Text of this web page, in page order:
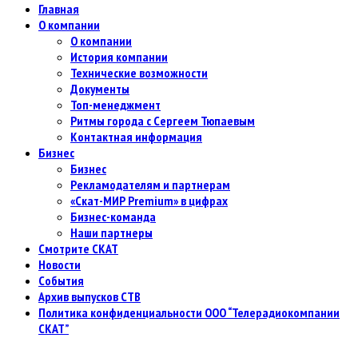
Главная
О компании
О компании
История компании
Технические возможности
Документы
Топ-менеджмент
Ритмы города с Сергеем Тюпаевым
Контактная информация
Бизнес
Бизнес
Рекламодателям и партнерам
«Скат-МИР Premium» в цифрах
Бизнес-команда
Наши партнеры
Смотрите СКАТ
Новости
События
Архив выпусков СТВ
Политика конфиденциальности ООО “Телерадиокомпании
СКАТ”